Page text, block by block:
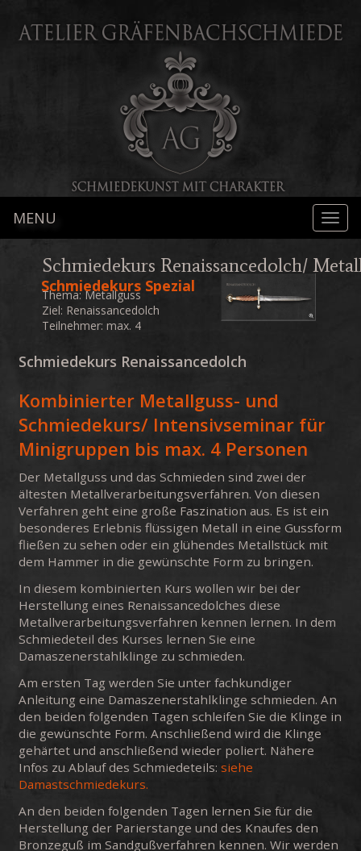
MENU
Schmiedekurs Renaissancedolch/
Thema: Metallguss
Ziel: Renaissancedolch
Teilnehmer: max. 4
individueller Betreuung
Schmiedekurs Spezial
Schmiedekurs Renaissancedolch
Kombinierter Metallguss- und
Schmiedekurs/ Intensivseminar für
Minigruppen bis max. 4 Personen
Der Metallguss und das Schmieden sind zwei der
ältesten Metallverarbeitungsverfahren. Von diesen
Verfahren geht eine große Faszination aus. Es ist ein
besonderes Erlebnis flüssigen Metall in eine Gussform
fließen zu sehen oder ein glühendes Metallstück mit
dem Hammer in die gewünschte Form zu bringen.
In diesem kombinierten Kurs wollen wir bei der
Herstellung eines Renaissancedolches diese
Metallverarbeitungsverfahren kennen lernen. In dem
Schmiedeteil des Kurses lernen Sie eine
Damaszenerstahlklinge zu schmieden.
Am ersten Tag werden Sie unter fachkundiger
Anleitung eine Damaszenerstahlklinge schmieden. An
den beiden folgenden Tagen schleifen Sie die Klinge in
die gewünschte Form. Anschließend wird die Klinge
gehärtet und anschließend wieder poliert. Nähere
Infos zu Ablauf des Schmiedeteils:siehe
Damastschmiedekurs.
An den beiden folgenden Tagen lernen Sie für die
Herstellung der Parierstange und des Knaufes den
Bronzeguß im Sandgußverfahren kennen. Wir werden